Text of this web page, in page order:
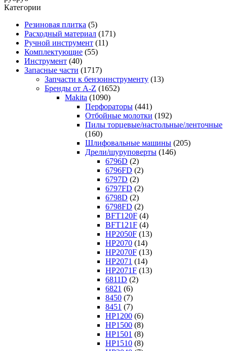
Категории
Резиновая плитка (5)
Расходный материал (171)
Ручной инструмент (11)
Комплектующие (55)
Инструмент (40)
Запасные части (1717)
Запчасти к бензоинструменту (13)
Бренды от A-Z (1652)
Makita (1090)
Перфораторы (441)
Отбойные молотки (192)
Пилы торцевые/настольные/ленточные
(160)
Шлифовальные машины (205)
Дрели/шуруповерты (146)
6796D (2)
6796FD (2)
6797D (2)
6797FD (2)
6798D (2)
6798FD (2)
BFT120F (4)
BFT121F (4)
HP2050F (13)
HP2070 (14)
HP2070F (13)
HP2071 (14)
HP2071F (13)
6811D (2)
6821 (6)
8450 (7)
8451 (7)
HP1200 (6)
HP1500 (8)
HP1501 (8)
HP1510 (8)